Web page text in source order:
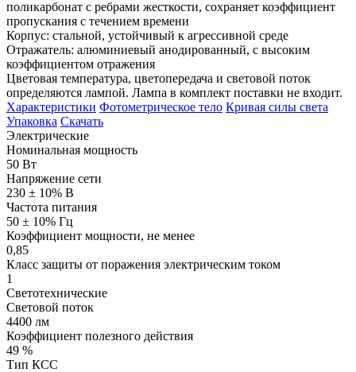
поликарбонат с ребрами жесткости, сохраняет коэффициент
пропускания с течением времени
Корпус: стальной, устойчивый к агрессивной среде
Отражатель: алюминиевый анодированный, с высоким
коэффициентом отражения
Цветовая температура, цветопередача и световой поток
определяются лампой. Лампа в комплект поставки не входит.
Характеристики Фотометрическое тело Кривая силы света
Упаковка Скачать
Электрические
Номинальная мощность
50 Вт
Напряжение сети
230 ± 10% В
Частота питания
50 ± 10% Гц
Коэффициент мощности, не менее
0,85
Класс защиты от поражения электрическим током
1
Светотехнические
Световой поток
4400 лм
Коэффициент полезного действия
49 %
Тип КСС